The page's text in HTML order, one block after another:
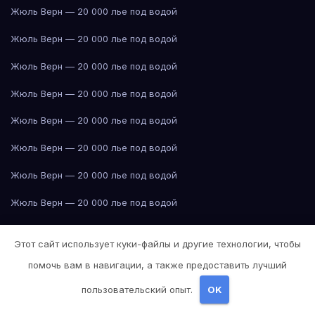
Жюль Верн — 20 000 лье под водой
Жюль Верн — 20 000 лье под водой
Жюль Верн — 20 000 лье под водой
Жюль Верн — 20 000 лье под водой
Жюль Верн — 20 000 лье под водой
Жюль Верн — 20 000 лье под водой
Жюль Верн — 20 000 лье под водой
Жюль Верн — 20 000 лье под водой
Жюль Верн — 20 000 лье под водой
Этот сайт использует куки-файлы и другие технологии, чтобы
помочь вам в навигации, а также предоставить лучший
пользовательский опыт. OK